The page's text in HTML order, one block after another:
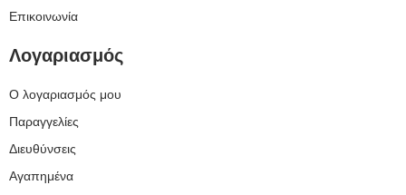
Επικοινωνία
Λογαριασμός
Ο λογαριασμός μου
Παραγγελίες
Διευθύνσεις
Αγαπημένα